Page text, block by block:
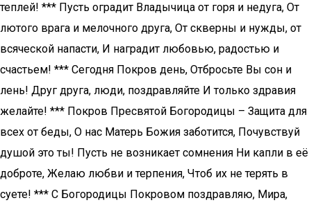
теплей! *** Пусть оградит Владычица от горя и недуга, От
лютого врага и мелочного друга, От скверны и нужды, от
всяческой напасти, И наградит любовью, радостью и
счастьем! *** Сегодня Покров день, Отбросьте Вы сон и
лень! Друг друга, люди, поздравляйте И только здравия
желайте! *** Покров Пресвятой Богородицы – Защита для
всех от беды, О нас Матерь Божия заботится, Почувствуй
душой это ты! Пусть не возникает сомнения Ни капли в её
доброте, Желаю любви и терпения, Чтоб их не терять в
суете! *** С Богородицы Покровом поздравляю, Мира,